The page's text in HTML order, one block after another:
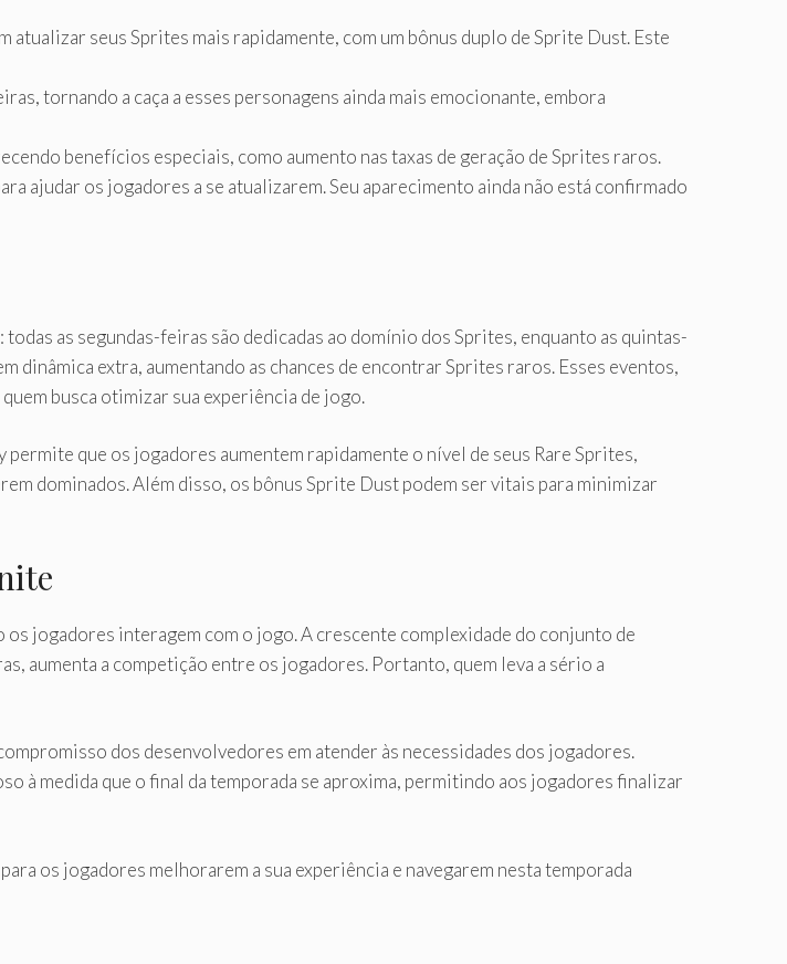
atualizar seus Sprites mais rapidamente, com um bônus duplo de Sprite Dust. Este
tornando a caça a esses personagens ainda mais emocionante, embora
benefícios especiais, como aumento nas taxas de geração de Sprites raros.
ajudar os jogadores a se atualizarem. Seu aparecimento ainda não está confirmado
as segundas-feiras são dedicadas ao domínio dos Sprites, enquanto as quintas-
dinâmica extra, aumentando as chances de encontrar Sprites raros. Esses eventos,
busca otimizar sua experiência de jogo.
que os jogadores aumentem rapidamente o nível de seus Rare Sprites,
dominados. Além disso, os bônus Sprite Dust podem ser vitais para minimizar
os jogadores interagem com o jogo. A crescente complexidade do conjunto de
aumenta a competição entre os jogadores. Portanto, quem leva a sério a
dos desenvolvedores em atender às necessidades dos jogadores.
à medida que o final da temporada se aproxima, permitindo aos jogadores finalizar
os jogadores melhorarem a sua experiência e navegarem nesta temporada